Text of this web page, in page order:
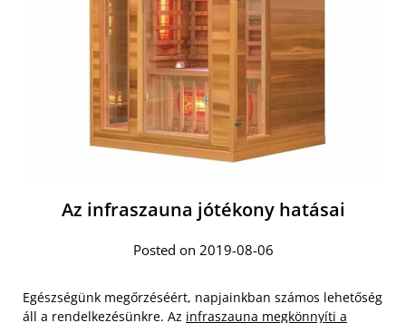
Az infraszauna jótékony hatásai
Posted on 2019-08-06
Egészségünk megőrzéséért, napjainkban számos lehetőség
áll a rendelkezésünkre. Az infraszauna megkönnyíti a